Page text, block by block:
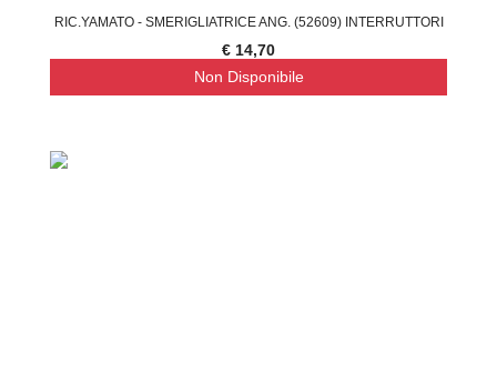
RIC.YAMATO - SMERIGLIATRICE ANG. (52609) INTERRUTTORI
€ 14,70
Non Disponibile